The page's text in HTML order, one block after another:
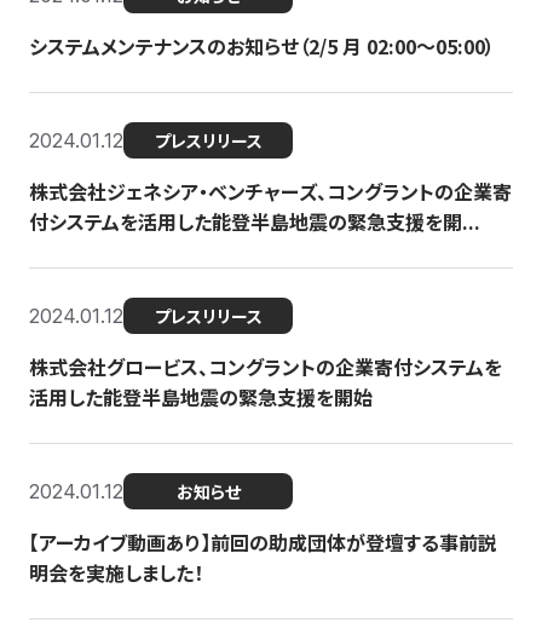
システムメンテナンスのお知らせ（2/5 月 02:00〜05:00）
2024.01.12 プレスリリース
株式会社ジェネシア・ベンチャーズ、コングラントの企業寄
付システムを活用した能登半島地震の緊急支援を開...
2024.01.12 プレスリリース
株式会社グロービス、コングラントの企業寄付システムを
活用した能登半島地震の緊急支援を開始
2024.01.12 お知らせ
【アーカイブ動画あり】前回の助成団体が登壇する事前説
明会を実施しました！